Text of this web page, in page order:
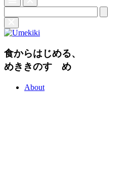
食からはじめる、
めききのすゝめ
About